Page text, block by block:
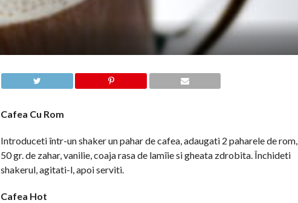
Cafea Cu Rom
Introduceti într-un shaker un pahar de cafea, adaugati 2 paharele de rom,
50 gr. de zahar, vanilie, coaja rasa de lamîie si gheata zdrobita. Închideti
shakerul, agitati-l, apoi serviti.
Cafea Hot